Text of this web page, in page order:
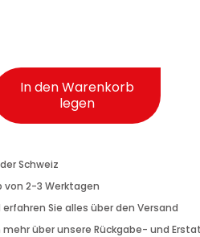
In den Warenkorb
legen
Schweiz
von 2-3 Werktagen
erfahren Sie alles über den Versand
mehr über unsere Rückgabe- und